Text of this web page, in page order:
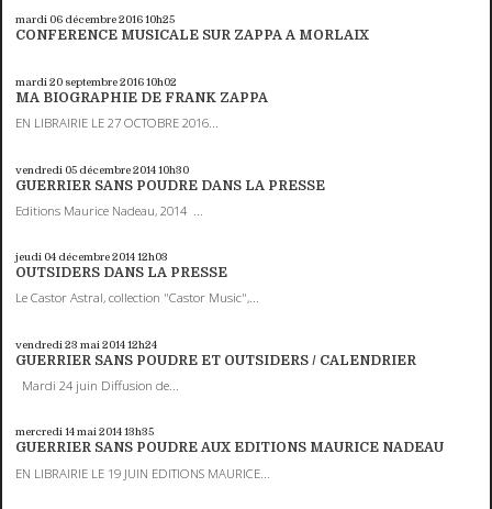
mardi 06 décembre 201610h25
CONFERENCE MUSICALE SUR ZAPPA A MORLAIX
mardi 20 septembre 201610h02
MA BIOGRAPHIE DE FRANK ZAPPA
EN LIBRAIRIE LE 27 OCTOBRE 2016...
vendredi 05 décembre 201410h30
GUERRIER SANS POUDRE DANS LA PRESSE
Editions Maurice Nadeau, 2014 ...
jeudi 04 décembre 201412h03
OUTSIDERS DANS LA PRESSE
Le Castor Astral, collection "Castor Music",...
vendredi 23 mai 201412h24
GUERRIER SANS POUDRE ET OUTSIDERS / CALENDRIER
Mardi 24 juin Diffusion de...
mercredi 14mai 201413h35
GUERRIER SANS POUDRE AUX EDITIONS MAURICE NADEAU
EN LIBRAIRIE LE 19 JUIN EDITIONS MAURICE...